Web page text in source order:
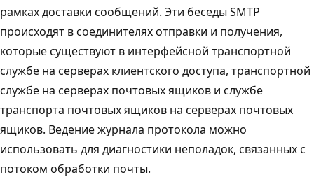
рамках доставки сообщений. Эти беседы SMTP
происходят в соединителях отправки и получения,
которые существуют в интерфейсной транспортной
службе на серверах клиентского доступа, транспортной
службе на серверах почтовых ящиков и службе
транспорта почтовых ящиков на серверах почтовых
ящиков. Ведение журнала протокола можно
использовать для диагностики неполадок, связанных с
потоком обработки почты.